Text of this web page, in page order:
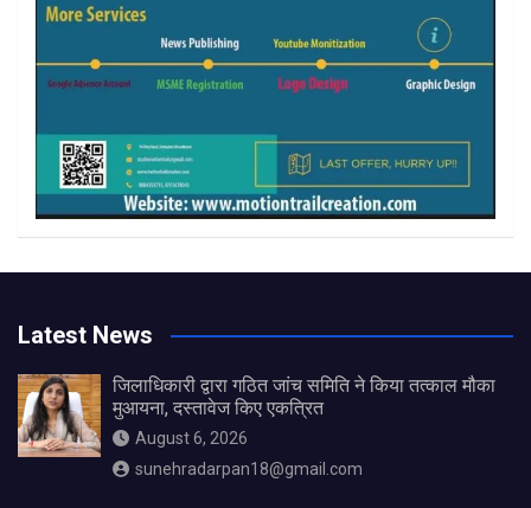
Latest News
जिलाधिकारी द्वारा गठित जांच समिति ने किया तत्काल मौका
मुआयना, दस्तावेज किए एकत्रित
August 6, 2026
sunehradarpan18@gmail.com